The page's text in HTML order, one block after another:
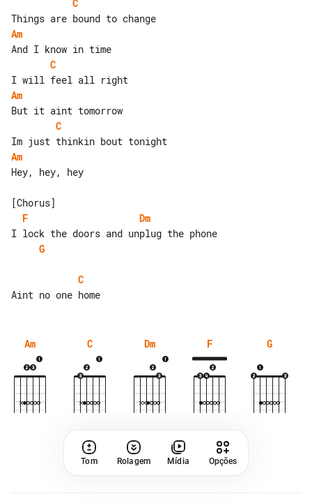
C
Am
C
Am
C
Am
Hey, hey, hey
F
Dm
G
C
Am C Dm F G
Tom Rolagem Mídia Opções